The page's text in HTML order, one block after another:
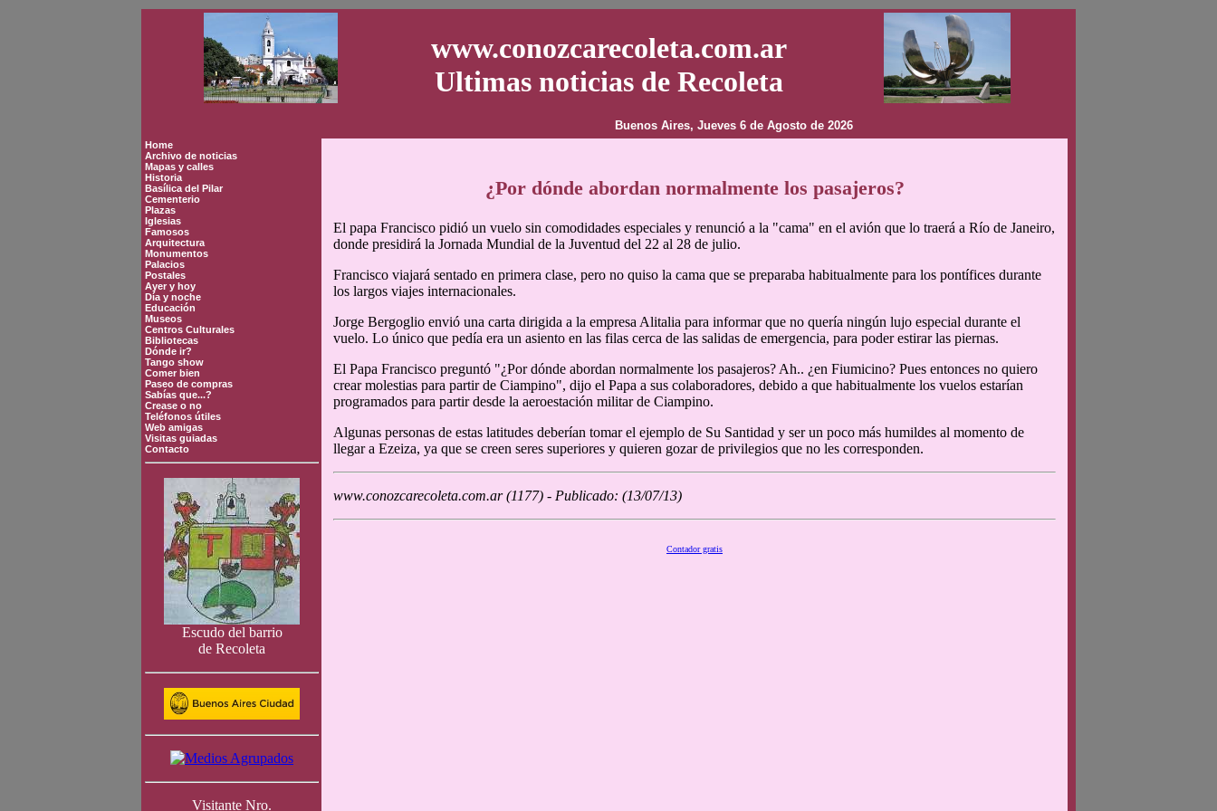
www.conozcarecoleta.com.ar
Ultimas noticias de Recoleta
Buenos Aires, Jueves 6 de Agosto de 2026
Home
Archivo de noticias
Mapas y calles
Historia
Basílica del Pilar
Cementerio
Plazas
Iglesias
Famosos
Arquitectura
Monumentos
Palacios
Postales
Ayer y hoy
Día y noche
Educación
Museos
Centros Culturales
Bibliotecas
Dónde ir?
Tango show
Comer bien
Paseo de compras
Sabías que...?
Crease o no
Teléfonos útiles
Web amigas
Visitas guiadas
Contacto
Escudo del barrio
de Recoleta
Visitante Nro.
¿Por dónde abordan normalmente los pasajeros?
El papa Francisco pidió un vuelo sin comodidades especiales y renunció a la "cama" en el avión que lo traerá a Río de Janeiro,
donde presidirá la Jornada Mundial de la Juventud del 22 al 28 de julio.
Francisco viajará sentado en primera clase, pero no quiso la cama que se preparaba habitualmente para los pontífices durante
los largos viajes internacionales.
Jorge Bergoglio envió una carta dirigida a la empresa Alitalia para informar que no quería ningún lujo especial durante el
vuelo. Lo único que pedía era un asiento en las filas cerca de las salidas de emergencia, para poder estirar las piernas.
El Papa Francisco preguntó "¿Por dónde abordan normalmente los pasajeros? Ah.. ¿en Fiumicino? Pues entonces no quiero
crear molestias para partir de Ciampino", dijo el Papa a sus colaboradores, debido a que habitualmente los vuelos estarían
programados para partir desde la aeroestación militar de Ciampino.
Algunas personas de estas latitudes deberían tomar el ejemplo de Su Santidad y ser un poco más humildes al momento de
llegar a Ezeiza, ya que se creen seres superiores y quieren gozar de privilegios que no les corresponden.
www.conozcarecoleta.com.ar (1177) - Publicado: (13/07/13)
Contador gratis